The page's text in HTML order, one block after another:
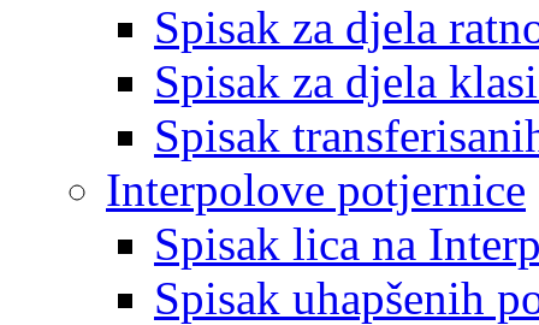
Spisak za djela
Spisak za djela
Spisak
Interpolove potjernice
Spisak lica na
Spisak uhapšenih